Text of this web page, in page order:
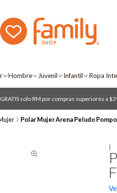
Hombre Juvenil Infantil Ropa
solo RM por compras superiores a
Polar Mujer Arena Peludo